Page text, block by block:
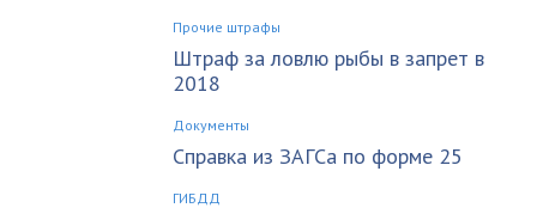
Прочие штрафы
Штраф за ловлю рыбы в запрет в
2018
Документы
Справка из ЗАГСа по форме 25
ГИБДД